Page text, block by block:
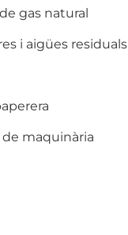
gas natural
i aigües residuals
maquinària